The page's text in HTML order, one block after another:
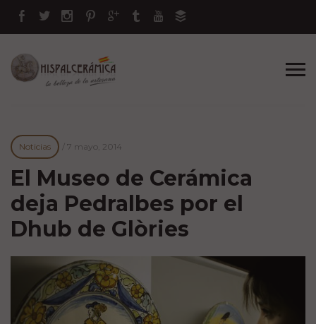
Noticias / 7 mayo, 2014
El Museo de Cerámica
deja Pedralbes por el
Dhub de Glòries